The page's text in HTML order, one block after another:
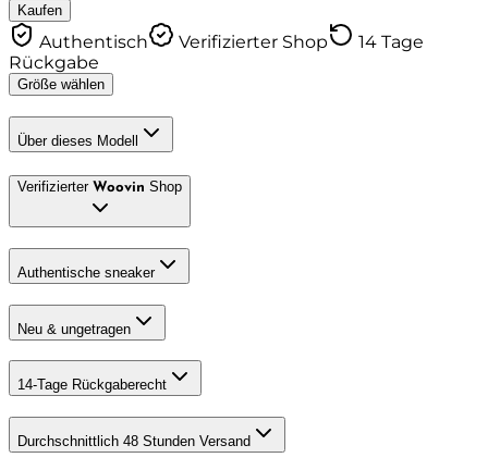
Kaufen
Authentisch Verifizierter Shop
14 Tage
Rückgabe
Größe wählen
Über dieses Modell
Verifizierter Woovin Shop
Authentische sneaker
Neu & ungetragen
14-Tage Rückgaberecht
Durchschnittlich 48 Stunden Versand